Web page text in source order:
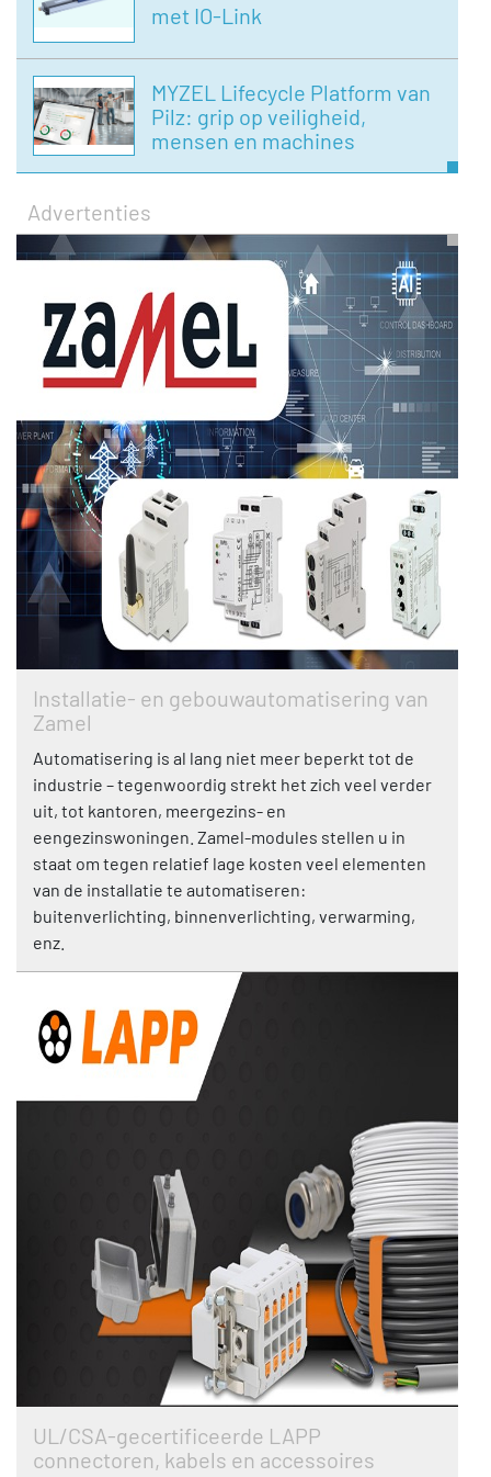
met IO-Link
MYZEL Lifecycle Platform van
Pilz: grip op veiligheid,
mensen en machines
Advertenties
Installatie- en gebouwautomatisering van
Zamel
Automatisering is al lang niet meer beperkt tot de
industrie – tegenwoordig strekt het zich veel verder
uit, tot kantoren, meergezins- en
eengezinswoningen. Zamel-modules stellen u in
staat om tegen relatief lage kosten veel elementen
van de installatie te automatiseren:
buitenverlichting, binnenverlichting, verwarming,
enz.
UL/CSA-gecertificeerde LAPP
connectoren, kabels en accessoires